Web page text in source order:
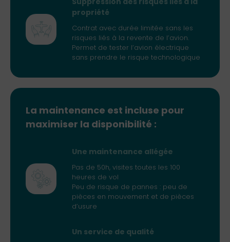
propriété
Contrat avec durée limitée sans les
risques liés à la revente de l’avion.
Permet de tester l’avion électrique
sans prendre le risque technologique
La maintenance est incluse pour
maximiser la disponibilité :
Une maintenance allégée
Pas de 50h, visites toutes les 100
heures de vol
Peu de risque de pannes : peu de
pièces en mouvement et de pièces
d’usure
Un service de qualité